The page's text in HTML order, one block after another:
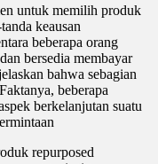
untuk memilih produk
keausan
beberapa orang
bersedia membayar
bahwa sebagian
beberapa
berkelanjutan suatu
repurposed